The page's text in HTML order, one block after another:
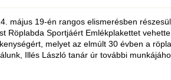
május 19-én rangos elismerésben
Röplabda Sportjáért Emlékplakettet vehette
melyet az elmúlt 30 évben a
Illés László tanár úr további